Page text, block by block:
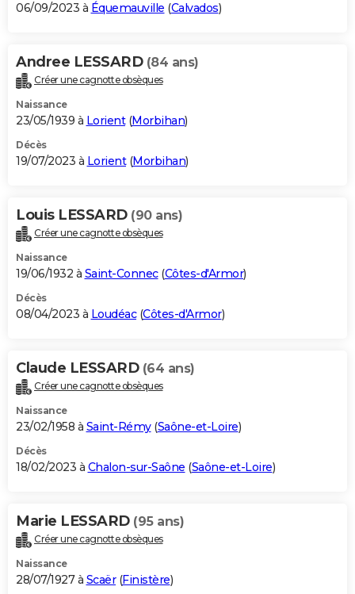
06/09/2023 à Équemauville (Calvados)
Andree LESSARD (84 ans)
Créer une cagnotte obsèques
Naissance
23/05/1939 à Lorient(Morbihan)
Décès
19/07/2023 à Lorient(Morbihan)
Louis LESSARD (90 ans)
Créer une cagnotte obsèques
Naissance
19/06/1932 à Saint-Connec(Côtes-d'Armor)
Décès
08/04/2023 à Loudéac(Côtes-d'Armor)
Claude LESSARD (64 ans)
Créer une cagnotte obsèques
Naissance
23/02/1958 à Saint-Rémy(Saône-et-Loire)
Décès
18/02/2023 à Chalon-sur-Saône (Saône-et-Loire)
Marie LESSARD (95 ans)
Créer une cagnotte obsèques
Naissance
28/07/1927 à Scaër(Finistère)